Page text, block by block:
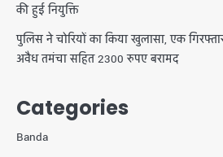
की हुई नियुक्ति
पुलिस ने चोरियों का किया खुलासा, एक
अवैध तमंचा सहित 2300 रुपए बरामद
Categories
Banda